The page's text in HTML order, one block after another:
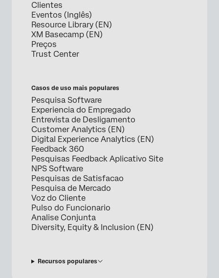
Clientes
Eventos (Inglês)
Resource Library (EN)
XM Basecamp (EN)
Preços
Trust Center
Casos de uso mais populares
Pesquisa Software
Experiencia do Empregado
Entrevista de Desligamento
Customer Analytics (EN)
Digital Experience Analytics (EN)
Feedback 360
Pesquisas Feedback Aplicativo Site
NPS Software
Pesquisas de Satisfacao
Pesquisa de Mercado
Voz do Cliente
Pulso do Funcionario
Analise Conjunta
Diversity, Equity & Inclusion (EN)
Recursos populares